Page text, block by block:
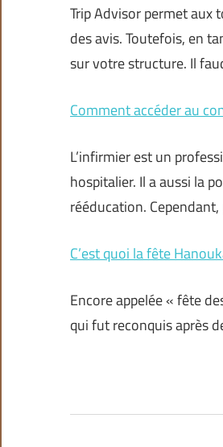
Trip Advisor permet aux
des avis. Toutefois, en
sur votre structure. Il
Comment accéder au
L’infirmier est un
hospitalier. Il a aussi la
rééducation.
C’est quoi la fête
Encore appelée « fête
qui fut reconquis après